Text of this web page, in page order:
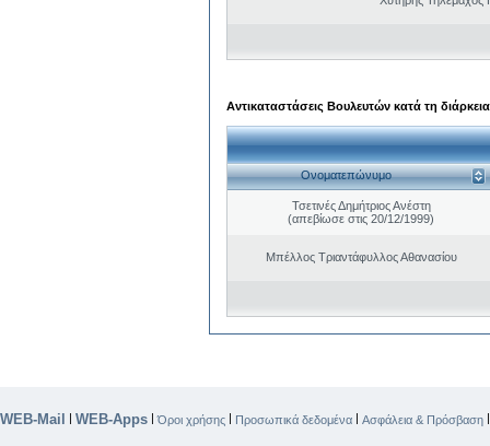
Αντικαταστάσεις Βουλευτών κατά τη
Ονοματεπώνυμο
Τσετινές Δημήτριος Ανέστη
(απεβίωσε στις 20/12/1999)
Μπέλλος Τριαντάφυλλος Αθανασίου
WEB-Mail | WEB-Apps |Όροι χρήσης | Προσωπικά δεδομένα | Ασφάλεια & Πρόσβαση